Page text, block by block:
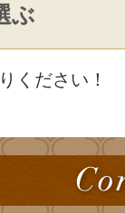
ぶ
ください！